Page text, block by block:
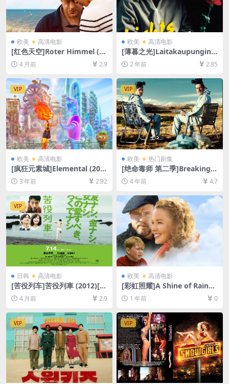
欧美 高清电影
[红色天空]Roter Himmel (20
23)[百度网盘+夸克网盘1080P
超清未删减资源][网盘在线播
放/下载][MP4/6.6GB][中文字
幕]
4 月前 2.9
欧美 高清电影
[薄暮之光]Laitakaupungin v
alot (2006)[百度网盘+夸克网
盘1080P超清未删减资源][网
盘在线播放/下载][MP4/5.1G
B][中文字幕]
2 年前 2.85
VIP
欧美 高清电影
[疯狂元素城]Elemental (202
3)[百度网盘+夸克网盘1080P
超清未删减资源][网盘在线播
放/下载][MP4/8GB][中文字
幕]
3 年前 2.92
VIP
欧美 热门剧集
[绝命毒师 第二季]Breaking B
ad Season 2 (2009)[百度网
盘+夸克网盘1080P超清未删
减资源][网盘在线播放/下载]
[MP4/37GB][中英字幕]
4 年前 4.7
VIP
日韩 高清电影
[苦役列车]苦役列車 (2012)[百
度网盘+夸克网盘1080P超清
未删减资源][网盘在线播放/下
4 月前 2.9
欧美 高清电影
[彩虹照耀]A Shine of Rainbo
ws (2009)[百度网盘+夸克网
盘1080P超清未删减资源][网
B][中英字幕]
1 年前 0
VIP VIP